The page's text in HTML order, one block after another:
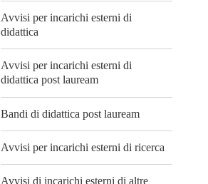
Avvisi per incarichi esterni di
didattica
Avvisi per incarichi esterni di
didattica post lauream
Bandi di didattica post lauream
Avvisi per incarichi esterni di ricerca
Avvisi di incarichi esterni di altre